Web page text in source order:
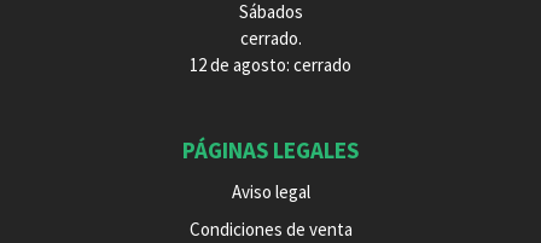
Sábados
cerrado.
12 de agosto: cerrado
PÁGINAS LEGALES
Aviso legal
Condiciones de venta